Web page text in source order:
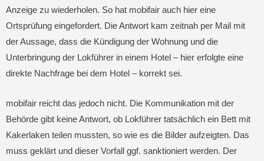
Anzeige zu wiederholen. So hat mobifair auch hier eine
Ortsprüfung eingefordert. Die Antwort kam zeitnah per Mail mit
der Aussage, dass die Kündigung der Wohnung und die
Unterbringung der Lokführer in einem Hotel – hier erfolgte eine
direkte Nachfrage bei dem Hotel – korrekt sei.
mobifair reicht das jedoch nicht. Die Kommunikation mit der
Behörde gibt keine Antwort, ob Lokführer tatsächlich ein Bett mit
Kakerlaken teilen mussten, so wie es die Bilder aufzeigten. Das
muss geklärt und dieser Vorfall ggf. sanktioniert werden. Der